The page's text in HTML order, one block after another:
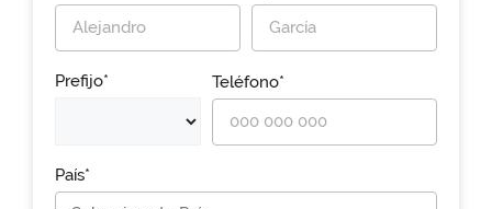
Prefijo* Teléfono*
País*